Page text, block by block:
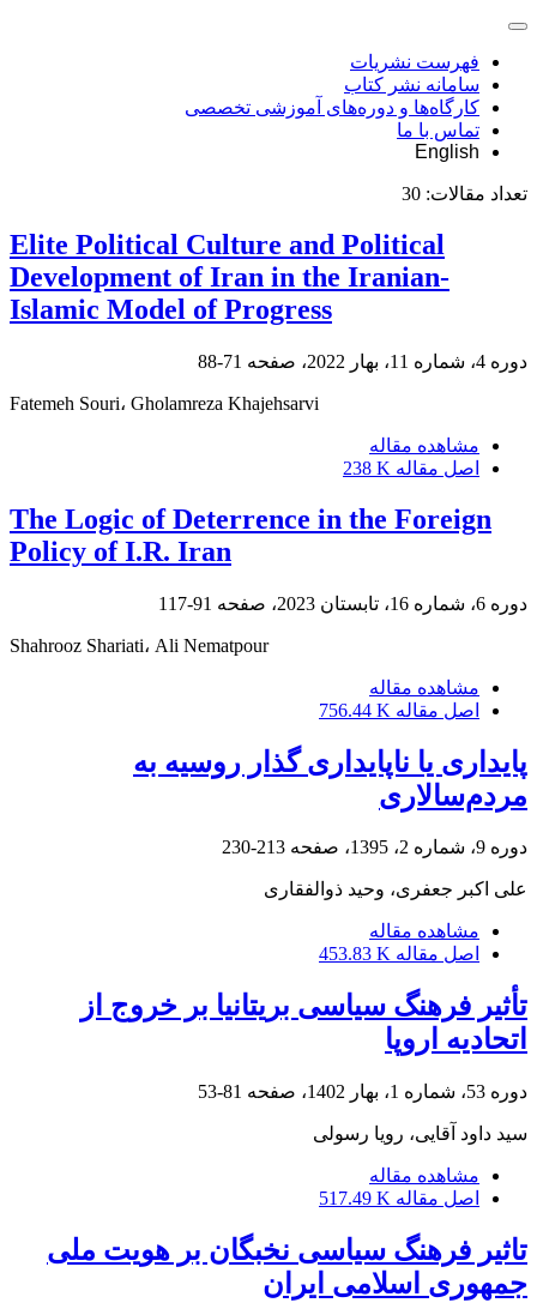
فهرست نشریات
سامانه نشر کتاب
کارگاه‌ها و دوره‌های آموزشی تخصصی
تماس با ما
English
تعداد مقالات: 30
Elite Political Culture and Political
Development of Iran in the Iranian-
Islamic Model of Progress
دوره 4، شماره 11، بهار 2022، صفحه 71-88
Fatemeh Souri، Gholamreza Khajehsarvi
مشاهده مقاله
اصل مقاله 238 K
The Logic of Deterrence in the Foreign
Policy of I.R. Iran
دوره 6، شماره 16، تابستان 2023، صفحه 91-117
Shahrooz Shariati، Ali Nematpour
مشاهده مقاله
اصل مقاله 756.44 K
پایداری یا ناپایداری گذار روسیه به
مردم‌سالاری
دوره 9، شماره 2، 1395، صفحه 213-230
علی اکبر جعفری، وحید ذوالفقاری
مشاهده مقاله
اصل مقاله 453.83 K
تأثیر فرهنگ سیاسی بریتانیا بر خروج از
اتحادیه اروپا
دوره 53، شماره 1، بهار 1402، صفحه 81-53
سید داود آقایی، رویا رسولی
مشاهده مقاله
اصل مقاله 517.49 K
تاثیر فرهنگ سیاسی نخبگان بر هویت ملی
جمهوری اسلامی ایران